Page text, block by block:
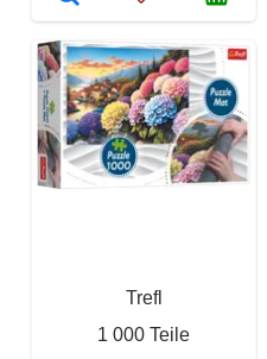
Trefl
1 000 Teile